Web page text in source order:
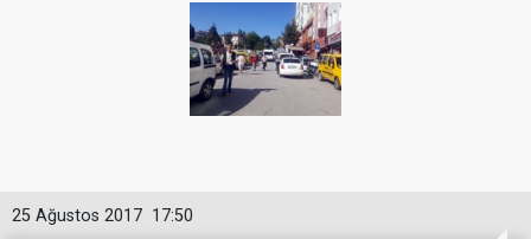
17:50
25 Ağustos 2017